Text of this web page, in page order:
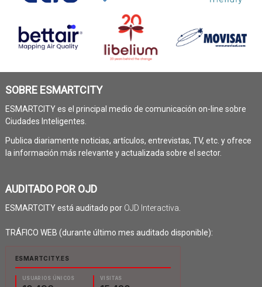
SOBRE ESMARTCITY
ESMARTCITY es el principal medio de comunicación on-line sobre
Ciudades Inteligentes.
Publica diariamente noticias, artículos, entrevistas, TV, etc. y ofrece
la información más relevante y actualizada sobre el sector.
AUDITADO POR OJD
ESMARTCITY está auditado por OJD Interactiva.
TRÁFICO WEB (durante último mes auditado disponible):